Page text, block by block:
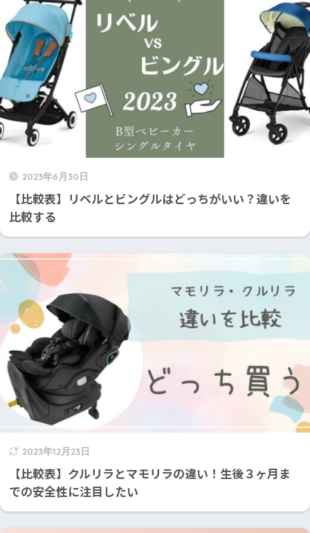
2023年6月30日
【比較表】リベルとビングルはどっちがいい？違いを
比較する
2023年12月23日
【比較表】クルリラとマモリラの違い！生後３ヶ月ま
での安全性に注目したい